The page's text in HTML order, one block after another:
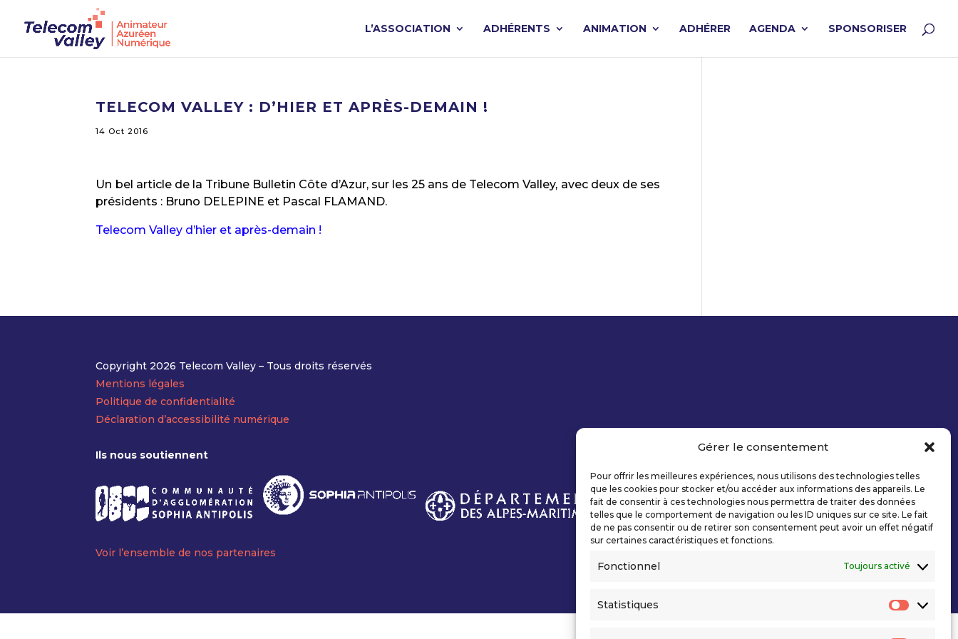
Gérer le consentement
Pour offrir les meilleures expériences, nous utilisons des technologies telles
que les cookies pour stocker et/ou accéder aux informations des appareils. Le
fait de consentir à ces technologies nous permettra de traiter des données
telles que le comportement de navigation ou les ID uniques sur ce site. Le fait
de ne pas consentir ou de retirer son consentement peut avoir un effet négatif
sur certaines caractéristiques et fonctions.
Fonctionnel Toujours activé
Statistiques
L’ASSOCIATION ADHÉRENTS ANIMATION ADHÉRER AGENDA SPONSORISER
TELECOM VALLEY : D’HIER ET APRÈS-DEMAIN !
14 Oct 2016
Un bel article de la Tribune Bulletin Côte d’Azur, sur les 25 ans de Telecom Valley, avec deux de ses
présidents : Bruno DELEPINE et Pascal FLAMAND.
Telecom Valley d’hier et après-demain !
Copyright 2026 Telecom Valley – Tous droits réservés
Mentions légales
Politique de confidentialité
Déclaration d’accessibilité numérique
Ils nous soutiennent
Voir l’ensemble de nos partenaires